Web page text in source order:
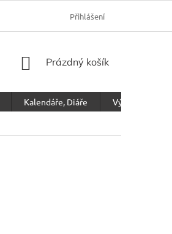
Přihlášení
NÁKUPNÍ
Prázdný košík
Kalendáře, Diáře
Výprodej